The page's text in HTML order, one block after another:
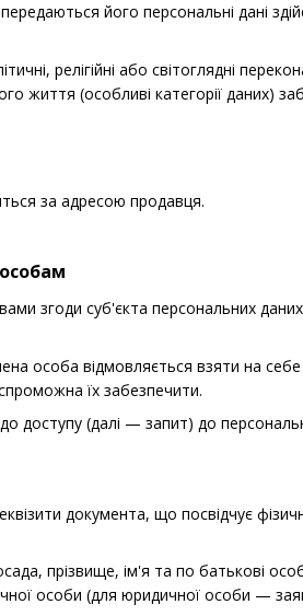
його персональні дані
релігійні або світоглядні
життя (особливі категорії даних)
за адресою продавця.
згоди суб'єкта персональних
особа відмовляється взяти на
їх забезпечити.
доступу (далі — запит) до
документа, що посвідчує
прізвище, ім'я та по батькові
особи (для юридичної особи —